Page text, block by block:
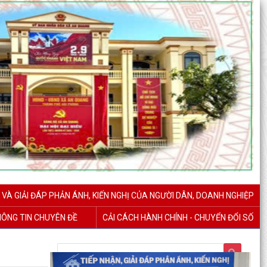
GIẢI ĐÁP PHẢN ÁNH, KIẾN NGHỊ CỦA NGƯỜI DÂN, DOANH NGHIỆP
TIN CHUYÊN ĐỀ CẢI CÁCH HÀNH CHÍNH - CHUYỂN ĐỔI SỐ
Báo cáo công tác cải cách hành chính tháng 7